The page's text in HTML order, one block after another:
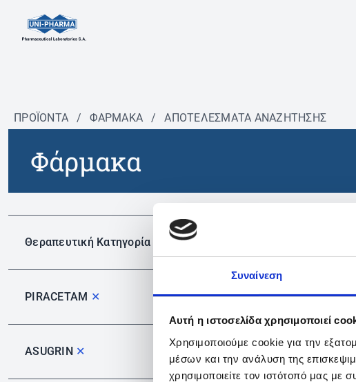
Συναίνεση
Αυτή η ιστοσελίδα χρησιμοποιεί
Χρησιμοποιούμε cookie για την
μέσων και την ανάλυση της
χρησιμοποιείτε τον ιστότοπό μας με
ΠΡΟΪΟΝΤΑ / ΦΆΡΜΑΚΑ / ΑΠΟΤΕΛΕΣΜΑΤΑ ΑΝΑΖΗΤΗΣΗΣ
Φάρμακα
Θεραπευτική Κατηγορία
PIRACETAM ✕
ASUGRIN ✕
Δεν